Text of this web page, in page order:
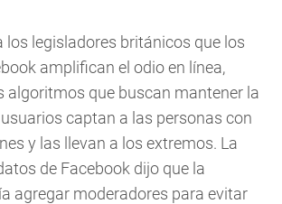
los legisladores británicos que los
amplifican el odio en línea,
algoritmos que buscan mantener la
captan a las personas con
y las llevan a los extremos. La
de Facebook dijo que la
agregar moderadores para evitar